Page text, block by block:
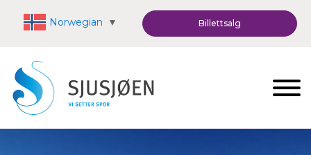
Norwegian ▼ Billettsalg